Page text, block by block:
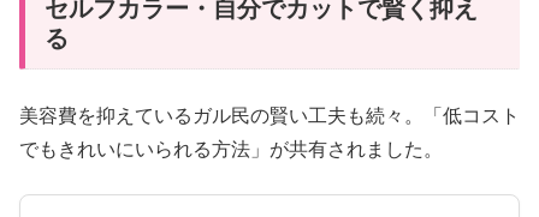
セルフカラー・自分でカットで賢く抑え
る
美容費を抑えているガル民の賢い工夫も続々。「低コスト
でもきれいにいられる方法」が共有されました。